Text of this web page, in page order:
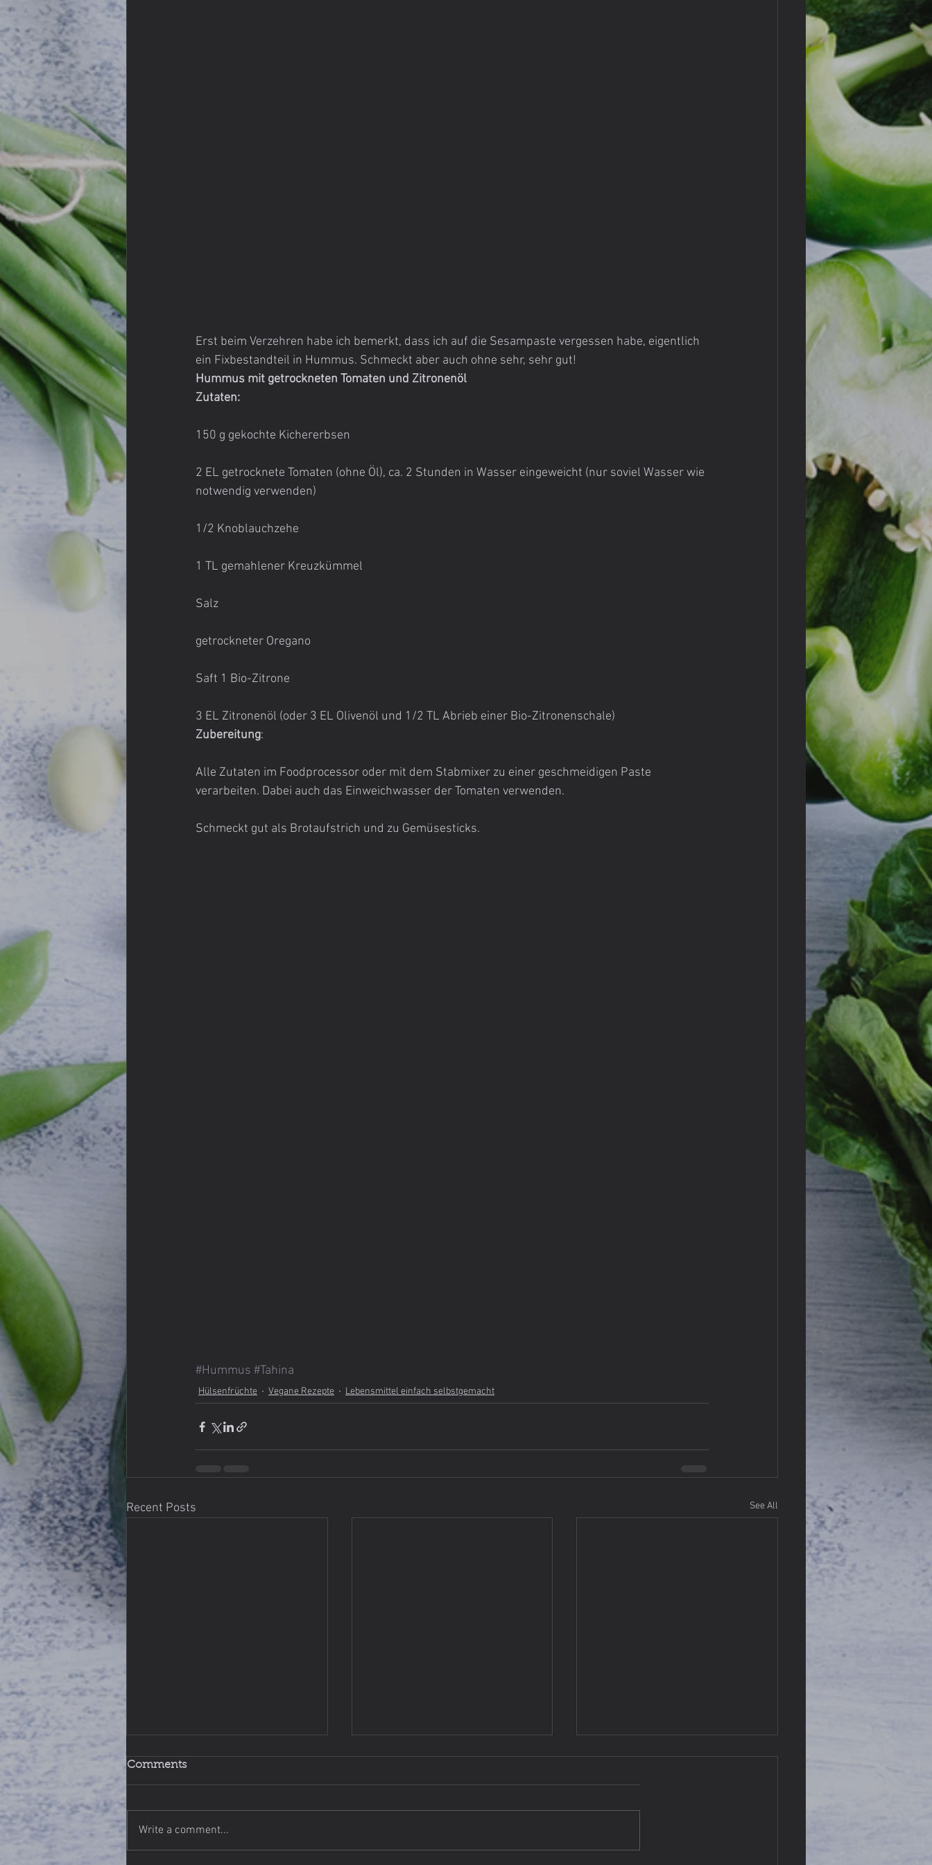
Erst beim Verzehren habe ich bemerkt, dass ich auf die Sesampaste vergessen habe, eigentlich
ein Fixbestandteil in Hummus. Schmeckt aber auch ohne sehr, sehr gut!
Hummus mit getrockneten Tomaten und Zitronenöl
Zutaten:
150 g gekochte Kichererbsen
2 EL getrocknete Tomaten (ohne Öl), ca. 2 Stunden in Wasser eingeweicht (nur soviel Wasser wie
notwendig verwenden)
1/2 Knoblauchzehe
1 TL gemahlener Kreuzkümmel
Salz
getrockneter Oregano
Saft 1 Bio-Zitrone
3 EL Zitronenöl (oder 3 EL Olivenöl und 1/2 TL Abrieb einer Bio-Zitronenschale)
Zubereitung:
Alle Zutaten im Foodprocessor oder mit dem Stabmixer zu einer geschmeidigen Paste
verarbeiten. Dabei auch das Einweichwasser der Tomaten verwenden.
Schmeckt gut als Brotaufstrich und zu Gemüsesticks.
#Hummus #Tahina
Hülsenfrüchte Vegane Rezepte Lebensmittel einfach selbstgemacht
Recent Posts See All
Comments
Write a comment...